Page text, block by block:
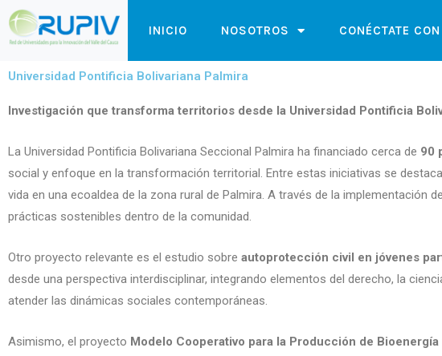
INICIO NOSOTROS CONÉCTATE
Universidad Pontificia Bolivariana Palmira
Investigación que transforma territorios desde la Universidad Pontificia
La Universidad Pontificia Bolivariana Seccional Palmira ha financiado cerca de 90
social y enfoque en la transformación territorial. Entre estas iniciativas se
vida en una ecoaldea de la zona rural de Palmira. A través de la
prácticas sostenibles dentro de la comunidad.
Otro proyecto relevante es el estudio sobre autoprotección civil en jóvenes
desde una perspectiva interdisciplinar, integrando elementos del derecho, la
atender las dinámicas sociales contemporáneas.
Asimismo, el proyecto Modelo Cooperativo para la Producción de